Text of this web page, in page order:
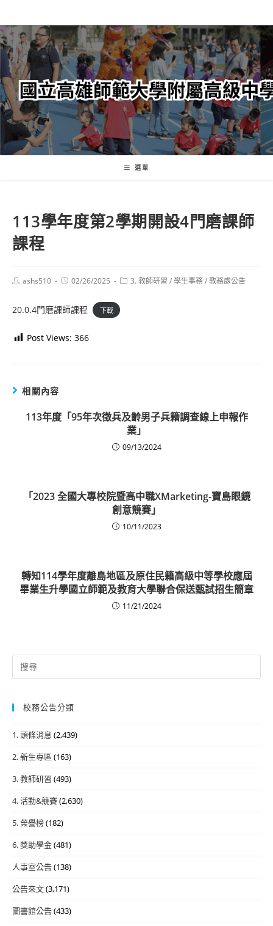
轉
至
主
內
容
選單
113學年度第2學期開設4門磨課師
課程
Postashs510
Post02/26/2025
Post3. 教師研習 /學生事務/教務處公告
20.0.4門磨課師課程 下載
Post Views: 366
相關內容
113年度「95年次徵兵及齡男子兵籍調查線上申報作
業」
09/13/2024
「2023 全國大專校院暨高中職XMarketing-寶島眼鏡
創意競賽」
10/11/2023
轉知114學年度離島地區及原住民籍高級中等學校應屆
畢業生升學國立師範及教育大學聯合保送甄試招生簡章
11/21/2024
Search
for:
校務公告分類
1. 頭條消息 (2,439)
2. 新生專區 (163)
3. 教師研習 (493)
4. 活動&競賽(2,630)
5. 榮譽榜(182)
6. 獎助學金(481)
人事室公告(138)
公告來文(3,171)
圖書館公告(433)